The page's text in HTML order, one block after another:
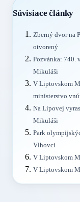
Súvisiace články
Zberný dvor na
otvorený
Pozvánka: 740.
Mikuláši
V Liptovskom
ministerstvo
Na Lipovej
Mikuláši
Park
Vlhovci
V Liptovskom
V Liptovskom